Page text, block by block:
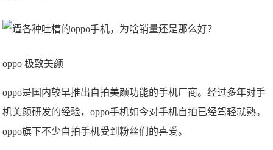
oppo 极致美颜
oppo是国内较早推出自拍美颜功能的手机厂商。经过多年对手
机美颜研发的经验，oppo手机如今对手机自拍已经驾轻就熟。
oppo旗下不少自拍手机受到粉丝们的喜爱。